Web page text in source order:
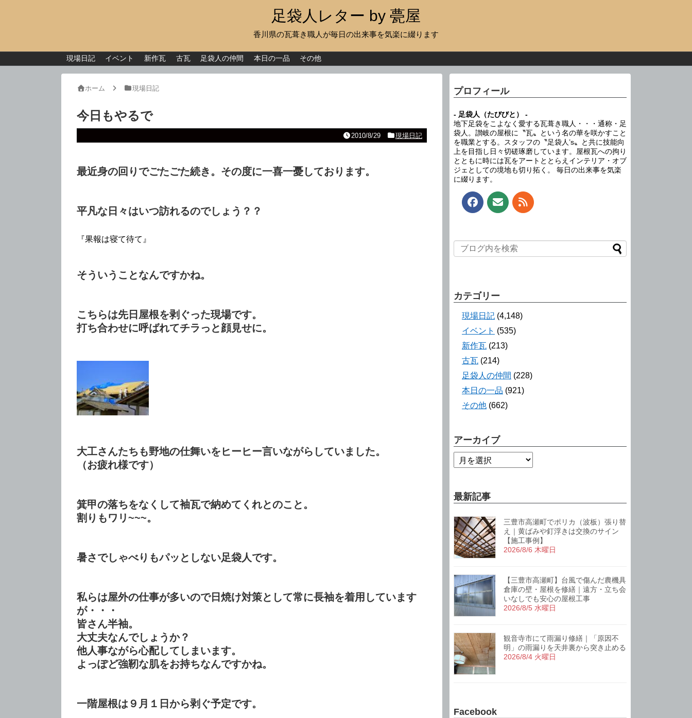
足袋人レター by 甍屋
香川県の瓦葺き職人が毎日の出来事を気楽に綴ります
現場日記 イベント 新作瓦 古瓦 足袋人の仲間 本日の一品 その他
ホーム 現場日記
今日もやるで
2010/8/29 現場日記
最近身の回りでごたごた続き。その度に一喜一憂しております。
平凡な日々はいつ訪れるのでしょう？？
『果報は寝て待て』
そういうことなんですかね。
こちらは先日屋根を剥ぐった現場です。
打ち合わせに呼ばれてチラっと顔見せに。
大工さんたちも野地の仕舞いをヒーヒー言いながらしていました。
（お疲れ様です）
箕甲の落ちをなくして袖瓦で納めてくれとのこと。
割りもワリ~~~。
暑さでしゃべりもパッとしない足袋人です。
私らは屋外の仕事が多いので日焼け対策として常に長袖を着用しています
が・・・
皆さん半袖。
大丈夫なんでしょうか？
他人事ながら心配してしまいます。
よっぽど強靭な肌をお持ちなんですかね。
一階屋根は９月１日から剥ぐ予定です。
プロフィール
- 足袋人（たびびと） -
地下足袋をこよなく愛する瓦葺き職人・・・通称・足
袋人。讃岐の屋根に〝瓦〟という名の華を咲かすこと
を職業とする。スタッフの〝足袋人’s〟と共に技能向
上を目指し日々切磋琢磨しています。屋根瓦への拘り
とともに時には瓦をアートととらえインテリア・オブ
ジェとしての境地も切り拓く。 毎日の出来事を気楽
に綴ります。
カテゴリー
現場日記 (4,148)
イベント (535)
新作瓦 (213)
古瓦 (214)
足袋人の仲間 (228)
本日の一品 (921)
その他 (662)
アーカイブ
最新記事
三豊市高瀬町でポリカ（波板）張り替
え｜黄ばみや釘浮きは交換のサイン
【施工事例】
2026/8/6 木曜日
【三豊市高瀬町】台風で傷んだ農機具
倉庫の壁・屋根を修繕｜遠方・立ち会
いなしでも安心の屋根工事
2026/8/5 水曜日
観音寺市にて雨漏り修繕｜「原因不
明」の雨漏りを天井裏から突き止める
2026/8/4 火曜日
Facebook
現場日記
イベント
本日の一品
その他